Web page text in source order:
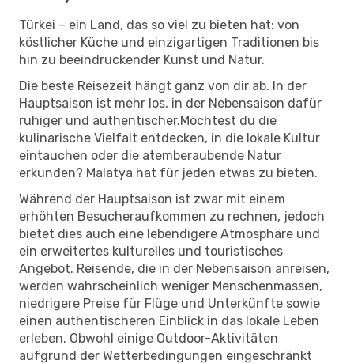
Türkei – ein Land, das so viel zu bieten hat: von
köstlicher Küche und einzigartigen Traditionen bis
hin zu beeindruckender Kunst und Natur.
Die beste Reisezeit hängt ganz von dir ab. In der
Hauptsaison ist mehr los, in der Nebensaison dafür
ruhiger und authentischer.Möchtest du die
kulinarische Vielfalt entdecken, in die lokale Kultur
eintauchen oder die atemberaubende Natur
erkunden? Malatya hat für jeden etwas zu bieten.
Während der Hauptsaison ist zwar mit einem
erhöhten Besucheraufkommen zu rechnen, jedoch
bietet dies auch eine lebendigere Atmosphäre und
ein erweitertes kulturelles und touristisches
Angebot. Reisende, die in der Nebensaison anreisen,
werden wahrscheinlich weniger Menschenmassen,
niedrigere Preise für Flüge und Unterkünfte sowie
einen authentischeren Einblick in das lokale Leben
erleben. Obwohl einige Outdoor-Aktivitäten
aufgrund der Wetterbedingungen eingeschränkt